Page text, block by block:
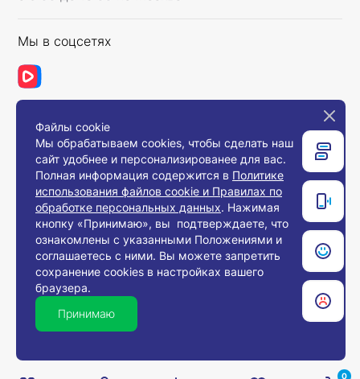
0
Мы в соцсетях
Связаться с нами
© 2008-2026, Компания «Европос Групп». Все
права защищены.
Все товары предназначены для продажи
юридическим лицам и индивидуальным
предпринимателям с целью использования в
хозяйственной деятельности.
Файлы cookie
Мы обрабатываем cookies, чтобы сделать наш
сайт удобнее и персонализированее для вас.
Полная информация содержится в Политике
использования файлов cookie и Правилах по
обработке персональных данных. Нажимая
кнопку «Принимаю», вы подтверждаете, что
ознакомлены с указанными Положениями и
соглашаетесь с ними. Вы можете запретить
сохранение cookies в настройках вашего
браузера.
Принимаю